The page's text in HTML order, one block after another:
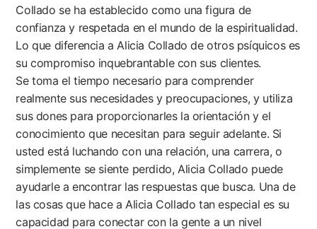
Collado se ha establecido como una figura de
confianza y respetada en el mundo de la espiritualidad.
Lo que diferencia a Alicia Collado de otros psíquicos es
su compromiso inquebrantable con sus clientes.
Se toma el tiempo necesario para comprender
realmente sus necesidades y preocupaciones, y utiliza
sus dones para proporcionarles la orientación y el
conocimiento que necesitan para seguir adelante. Si
usted está luchando con una relación, una carrera, o
simplemente se siente perdido, Alicia Collado puede
ayudarle a encontrar las respuestas que busca. Una de
las cosas que hace a Alicia Collado tan especial es su
capacidad para conectar con la gente a un nivel